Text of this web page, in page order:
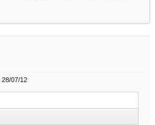
28/07/12